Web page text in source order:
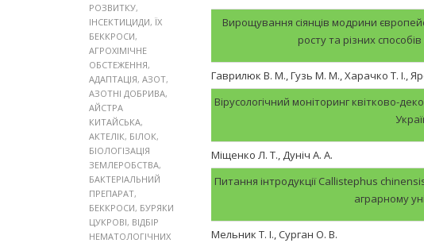
РОЗВИТКУ,
ІНСЕКТИЦИДИ, ЇХ
БЕККРОСИ,
АГРОХІМІЧНЕ
ОБСТЕЖЕННЯ,
АДАПТАЦІЯ, АЗОТ,
АЗОТНІ ДОБРИВА,
АЙСТРА
КИТАЙСЬКА,
АКТЕЛІК, БІЛОК,
БІОЛОГІЗАЦІЯ
ЗЕМЛЕРОБСТВА,
БАКТЕРІАЛЬНИЙ
ПРЕПАРАТ,
БЕККРОСИ, БУРЯКИ
ЦУКРОВІ, ВІДБІР
НЕМАТОЛОГІЧНИХ
Вирощування сіянців модрини
росту та різних способів
Гаврилюк В. М., Гузь М. М., Харачко Т. І.,
Вірусологічний моніторинг квітково-
Міщенко Л. Т., Дуніч А. А.
Питання інтродукції Callistephus
аграрному
Мельник Т. І., Сурган О. В.